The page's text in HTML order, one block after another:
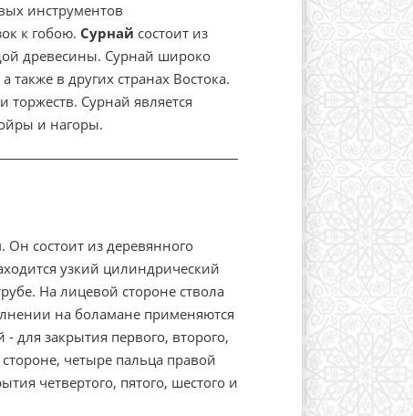
инструментов
к гобою. Сурнай состоит из
древесины. Сурнай широко
также в других странах Востока.
Сурнай является
и нагоры.
. Он состоит из деревянного
узкий цилиндрический
На лицевой стороне ствола
на боламане применяются
для закрытия первого, второго,
четыре пальца правой
четвертого, пятого, шестого и